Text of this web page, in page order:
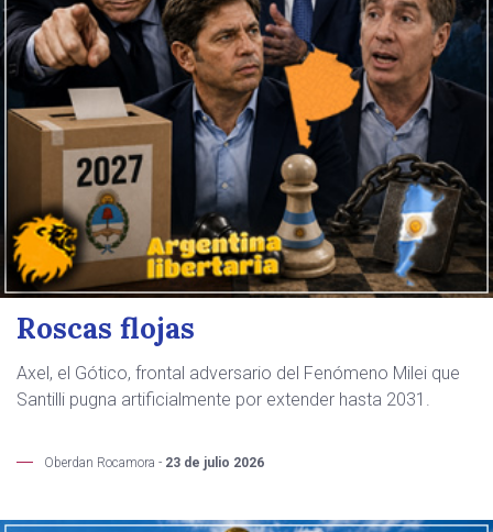
Roscas flojas
Axel, el Gótico, frontal adversario del Fenómeno Milei que
Santilli pugna artificialmente por extender hasta 2031.
Oberdan Rocamora - 23 de julio 2026